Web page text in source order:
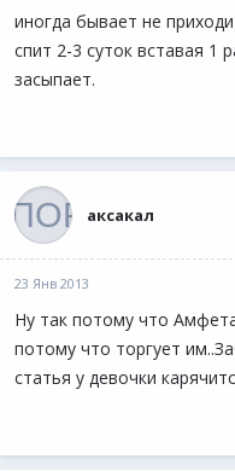
иногда бывает не
спит 2-3 суток вставая 1
засыпает.
аксакал
23 Янв 2013
Ну так потому что
потому что торгует
статья у девочки